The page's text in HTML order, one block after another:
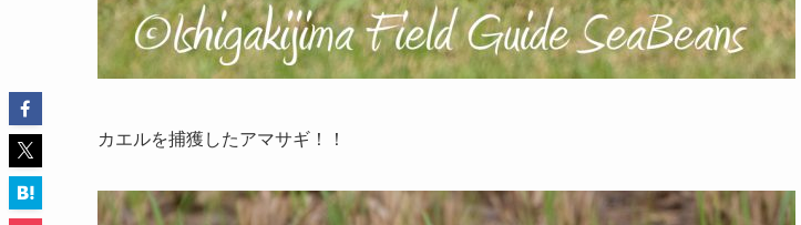
カエルを捕獲したアマサギ！！